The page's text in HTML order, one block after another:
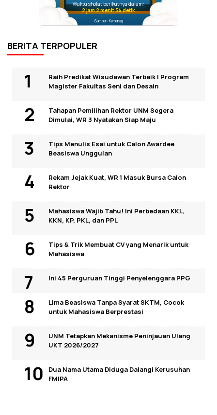
Waktu sholat berikutnya dalam:
2 jam 2 menit 34 detik
Sumber: Kemenag
BERITA TERPOPULER
Raih Predikat Wisudawan Terbaik I Program
Magister Fakultas Seni dan Desain
Tahapan Pemilihan Rektor UNM Segera
Dimulai, WR 3 Nyatakan Siap Maju
Tips Menulis Esai untuk Calon Awardee
Beasiswa Unggulan
Rekam Jejak Kuat, WR 1 Masuk Bursa Calon
Rektor
Mahasiswa Wajib Tahu! Ini Perbedaan KKL,
KKN, KP, PKL, dan PPL
Tips & Trik Membuat CV yang Menarik untuk
Mahasiswa
Ini 45 Perguruan Tinggi Penyelenggara PPG
Lima Beasiswa Tanpa Syarat SKTM, Cocok
untuk Mahasiswa Berprestasi
UNM Tetapkan Mekanisme Peninjauan Ulang
UKT 2026/2027
Dua Nama Utama Diduga Dalangi Kerusuhan
FMIPA